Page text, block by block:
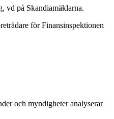
vd på Skandiamäklarna.
för Finansinspektionen
och myndigheter analyserar